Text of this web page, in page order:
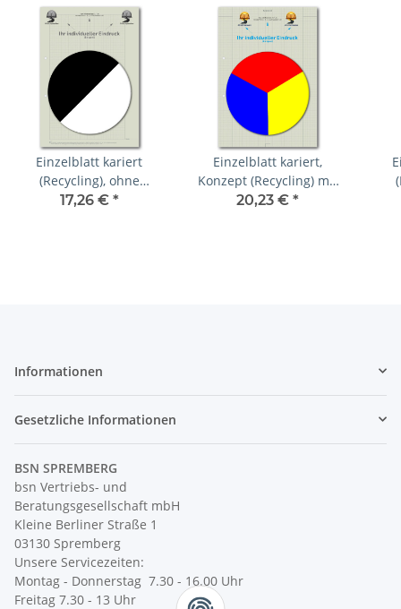
Einzelblatt kariert
(Recycling), ohne
Kopfteil mit Eindruck in
17,26 € *
Einzelblatt kariert,
Konzept (Recycling) mit
Eindruck-Farbe, 1 Pack
20,23 € *
Informationen
Gesetzliche Informationen
BSN SPREMBERG
bsn Vertriebs- und
Beratungsgesellschaft mbH
Kleine Berliner Straße 1
03130 Spremberg
Unsere Servicezeiten:
Montag - Donnerstag 7.30 - 16.00 Uhr
Freitag 7.30 - 13 Uhr